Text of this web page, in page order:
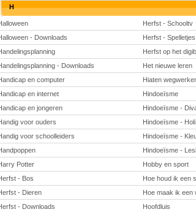
H
Herfst - Schooltv
- Downloads
Herfst - Spelletjes
Herfst op het
- Downloads
Het nieuwe leren
en computer
Hiaten
en internet
Hindoeïsme
en jongeren
Hindoeïsme -
voor ouders
Hindoeïsme - Holi
voor schoolleiders
Hindoeïsme -
Hindoeïsme -
Potter
Hobby en sport
- Bos
Hoe houd ik een
- Dieren
Hoe maak ik een
- Downloads
Hoofdluis